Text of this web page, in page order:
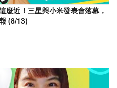
近！三星與小米發表會落幕，
(8/13)